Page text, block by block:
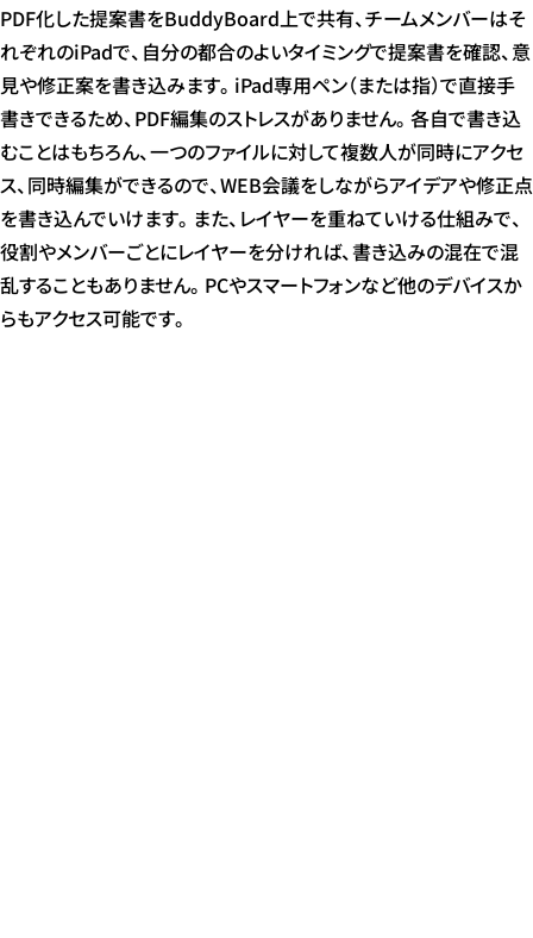
PDF化した提案書をBuddyBoard上で共有、チームメンバーはそ
れぞれのiPadで、自分の都合のよいタイミングで提案書を確認、意
見や修正案を書き込みます。iPad専用ペン（または指）で直接手
書きできるため、PDF編集のストレスがありません。各自で書き込
むことはもちろん、一つのファイルに対して複数人が同時にアクセ
ス、同時編集ができるので、WEB会議をしながらアイデアや修正点
を書き込んでいけます。また、レイヤーを重ねていける仕組みで、
役割やメンバーごとにレイヤーを分ければ、書き込みの混在で混
乱することもありません。PCやスマートフォンなど他のデバイスか
らもアクセス可能です。